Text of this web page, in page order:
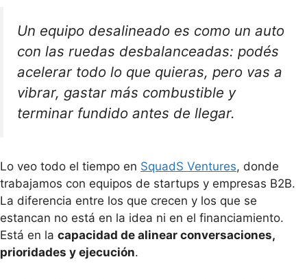
Un equipo desalineado es como un auto
con las ruedas desbalanceadas: podés
acelerar todo lo que quieras, pero vas a
vibrar, gastar más combustible y
terminar fundido antes de llegar.
Lo veo todo el tiempo en SquadS Ventures, donde
trabajamos con equipos de startups y empresas B2B.
La diferencia entre los que crecen y los que se
estancan no está en la idea ni en el financiamiento.
Está en la capacidad de alinear conversaciones,
prioridades y ejecución.